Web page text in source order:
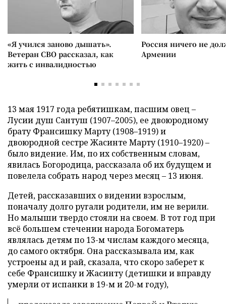
«Я учился заново дышать».
Ветеран СВО рассказал, как
жить с инвалидностью
Россия ничего не
Армении
13 мая 1917 года ребятишкам, пасшим овец –
Лусии душ Сантуш (1907–2005), ее двоюродному
брату Франсишку Марту (1908–1919) и
двоюродной сестре Жасинте Марту (1910–1920) –
было видение. Им, по их собственным словам,
явилась Богородица, рассказала об их будущем и
повелела собрать народ через месяц – 13 июня.
Детей, рассказавших о видении взрослым,
поначалу долго ругали родители, им не верили.
Но малыши твердо стояли на своем. В тот год при
всё большем стечении народа Богоматерь
являлась детям по 13-м числам каждого месяца,
до самого октября. Она рассказывала им, как
устроены ад и рай, сказала, что скоро заберет к
себе Франсишку и Жасинту (детишки и вправду
умерли от испанки в 19-м и 20-м году),